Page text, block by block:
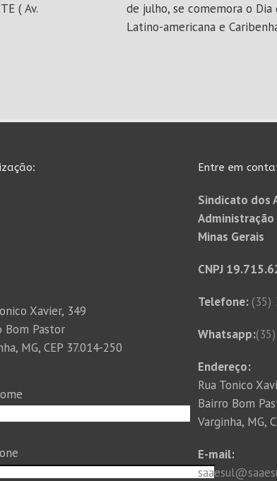
( Av.
de julho, se comemora o
Latino-americana e
Xavier, 349
Bom Pastor
MG, CEP 37.014-250
Entre em
Sindicato dos
Administração
Minas Gerais
CNPJ
Telefone: (35)
Whatsapp:
Endereço:
Rua Tonico
Bairro Bom
Varginha, MG,
E-mail: